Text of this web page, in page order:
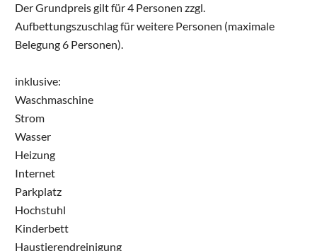
Der Grundpreis gilt für 4 Personen zzgl.
Aufbettungszuschlag für weitere Personen (maximale
Belegung 6 Personen).
inklusive:
Waschmaschine
Strom
Wasser
Heizung
Internet
Parkplatz
Hochstuhl
Kinderbett
Haustierendreinigung